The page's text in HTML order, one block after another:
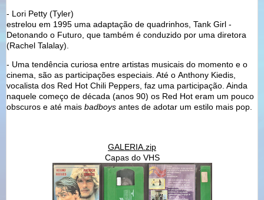
- Lori Petty (Tyler)
estrelou em 1995 uma adaptação de quadrinhos, Tank Girl -
Detonando o Futuro, que também é conduzido por uma diretora
(Rachel Talalay).
- Uma tendência curiosa entre artistas musicais do momento e o
cinema, são as participações especiais. Até o Anthony Kiedis,
vocalista dos Red Hot Chili Peppers, faz uma participação. Ainda
naquele começo de década (anos 90) os Red Hot eram um pouco
obscuros e até mais badboys antes de adotar um estilo mais pop.
GALERIA.zip
Capas do VHS